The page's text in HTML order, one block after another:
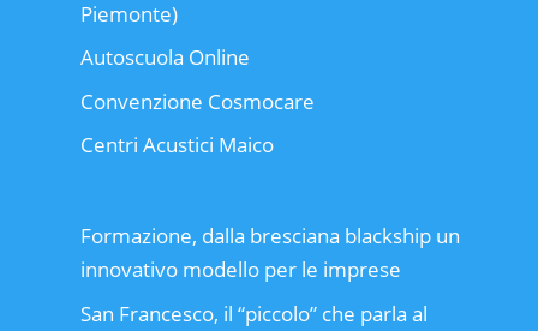
Piemonte)
Autoscuola Online
Convenzione Cosmocare
Centri Acustici Maico
Formazione, dalla bresciana blackship un
innovativo modello per le imprese
San Francesco, il “piccolo” che parla al